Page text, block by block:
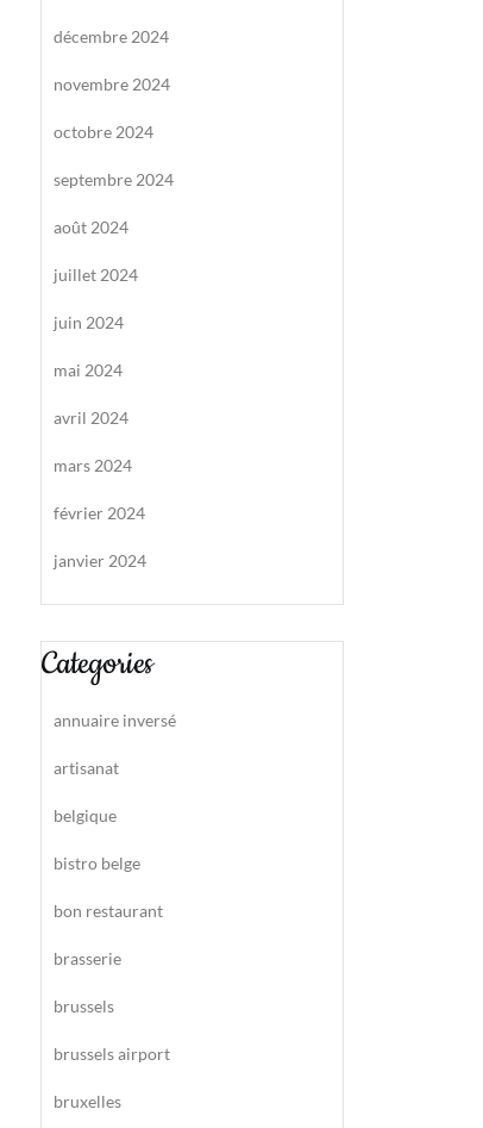
décembre 2024
novembre 2024
octobre 2024
septembre 2024
août 2024
juillet 2024
juin 2024
mai 2024
avril 2024
mars 2024
février 2024
janvier 2024
Categories
annuaire inversé
artisanat
belgique
bistro belge
bon restaurant
brasserie
brussels
brussels airport
bruxelles